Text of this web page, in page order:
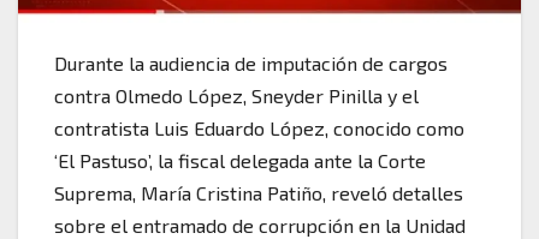
Durante la audiencia de imputación de cargos
contra Olmedo López, Sneyder Pinilla y el
contratista Luis Eduardo López, conocido como
‘El Pastuso’, la fiscal delegada ante la Corte
Suprema, María Cristina Patiño, reveló detalles
sobre el entramado de corrupción en la Unidad